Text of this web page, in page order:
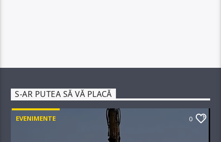
S-AR PUTEA SĂ VĂ PLACĂ
EVENIMENTE 0